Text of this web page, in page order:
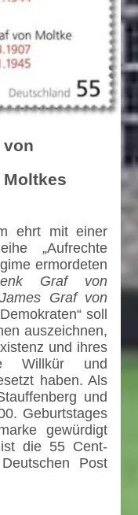
von
ehrt mit einer
„Aufrechte
ermordeten
Graf von
Graf von
soll
auszeichnen,
und ihres
Willkür und
haben. Als
und
Geburtstages
gewürdigt
die 55 Cent-
Post